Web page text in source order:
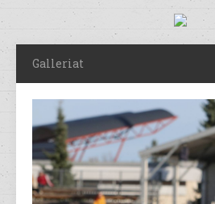
Galleriat